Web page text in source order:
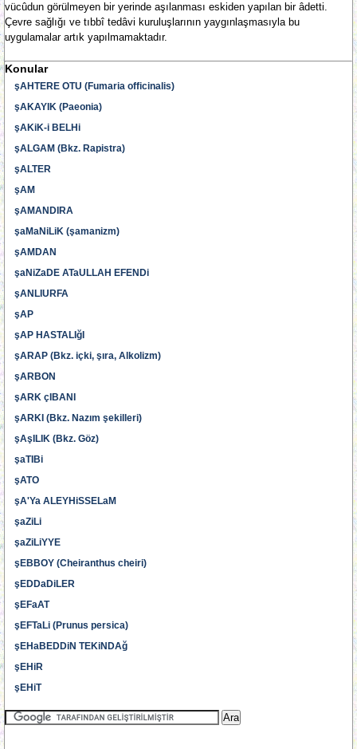
vücûdun görülmeyen bir yerinde aşılanması eskiden yapılan bir âdetti.
Çevre sağlığı ve tıbbî tedâvi kuruluşlarının yaygınlaşmasıyla bu
uygulamalar artık yapılmamaktadır.
Konular
şAHTERE OTU (Fumaria officinalis)
şAKAYIK (Paeonia)
şAKiK-i BELHi
şALGAM (Bkz. Rapistra)
şALTER
şAM
şAMANDIRA
şaMaNiLiK (şamanizm)
şAMDAN
şaNiZaDE ATaULLAH EFENDi
şANLIURFA
şAP
şAP HASTALIğI
şARAP (Bkz. içki, şıra, Alkolizm)
şARBON
şARK çIBANI
şARKI (Bkz. Nazım şekilleri)
şAşILIK (Bkz. Göz)
şaTIBi
şATO
şA'Ya ALEYHiSSELaM
şaZiLi
şaZiLiYYE
şEBBOY (Cheiranthus cheiri)
şEDDaDiLER
şEFaAT
şEFTaLi (Prunus persica)
şEHaBEDDiN TEKiNDAğ
şEHiR
şEHiT